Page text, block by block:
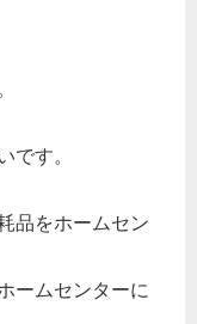
です。
品をホームセン
ームセンターに